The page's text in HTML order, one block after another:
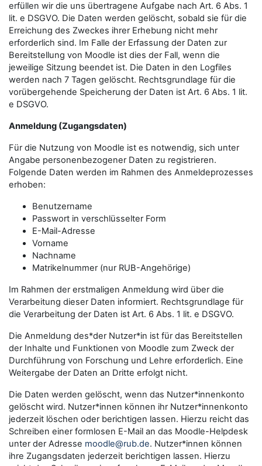
erfüllen wir die uns übertragene Aufgabe nach Art. 6 Abs. 1
lit. e DSGVO. Die Daten werden gelöscht, sobald sie für die
Erreichung des Zweckes ihrer Erhebung nicht mehr
erforderlich sind. Im Falle der Erfassung der Daten zur
Bereitstellung von Moodle ist dies der Fall, wenn die
jeweilige Sitzung beendet ist. Die Daten in den Logfiles
werden nach 7 Tagen gelöscht. Rechtsgrundlage für die
vorübergehende Speicherung der Daten ist Art. 6 Abs. 1 lit.
e DSGVO.
Anmeldung (Zugangsdaten)
Für die Nutzung von Moodle ist es notwendig, sich unter
Angabe personenbezogener Daten zu registrieren.
Folgende Daten werden im Rahmen des Anmeldeprozesses
erhoben:
Benutzername
Passwort in verschlüsselter Form
E-Mail-Adresse
Vorname
Nachname
Matrikelnummer (nur RUB-Angehörige)
Im Rahmen der erstmaligen Anmeldung wird über die
Verarbeitung dieser Daten informiert. Rechtsgrundlage für
die Verarbeitung der Daten ist Art. 6 Abs. 1 lit. e DSGVO.
Die Anmeldung des*der Nutzer*in ist für das Bereitstellen
der Inhalte und Funktionen von Moodle zum Zweck der
Durchführung von Forschung und Lehre erforderlich. Eine
Weitergabe der Daten an Dritte erfolgt nicht.
Die Daten werden gelöscht, wenn das Nutzer*innenkonto
gelöscht wird. Nutzer*innen können ihr Nutzer*innenkonto
jederzeit löschen oder berichtigen lassen. Hierzu reicht das
Schreiben einer formlosen E-Mail an das Moodle-Helpdesk
unter der Adresse moodle@rub.de. Nutzer*innen können
ihre Zugangsdaten jederzeit berichtigen lassen. Hierzu